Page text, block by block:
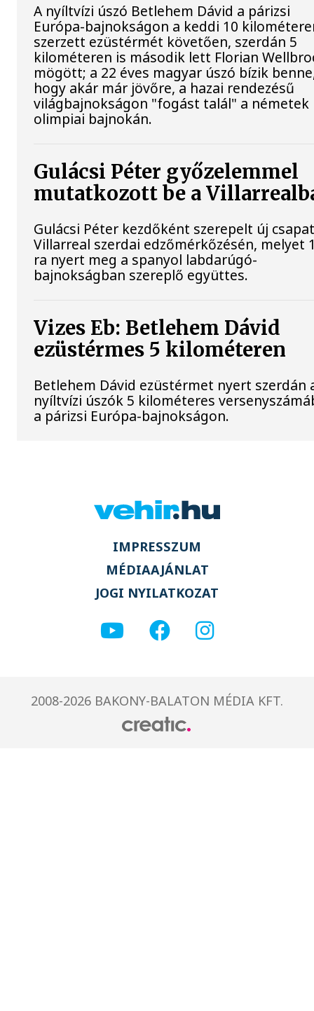
A nyíltvízi úszó Betlehem Dávid a párizsi
Európa-bajnokságon a keddi 10
szerzett ezüstérmét követően, szerdán 5
kilométeren is második lett Florian
mögött; a 22 éves magyar úszó bízik
hogy akár már jövőre, a hazai rendezésű
világbajnokságon "fogást talál" a németek
olimpiai bajnokán.
Gulácsi Péter győzelemmel
mutatkozott be a
Gulácsi Péter kezdőként szerepelt új
Villarreal szerdai edzőmérkőzésén, melyet
ra nyert meg a spanyol labdarúgó-
bajnokságban szereplő együttes.
Vizes Eb: Betlehem Dávid
ezüstérmes 5 kilométeren
Betlehem Dávid ezüstérmet nyert szerdán
nyíltvízi úszók 5 kilométeres
a párizsi Európa-bajnokságon.
IMPRESSZUM
MÉDIAAJÁNLAT
JOGI NYILATKOZAT
2008-2026 BAKONY-BALATON MÉDIA KFT.